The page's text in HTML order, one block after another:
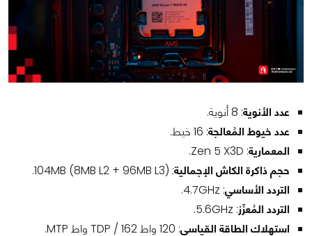
عدد الأنوية: 8 أنوية.
عدد خيوط المُعالجة: 16 خيط.
المعمارية: Zen 5 X3D.
حجم ذاكرة الكاش الإجمالية: 104MB (8MB L2 + 96MB L3).
التردد الأساسي: 4.7GHz.
التردد المُعزّز: 5.6GHz.
استهلاك الطاقة القياسي: 120 واط TDP / 162 واط MTP.